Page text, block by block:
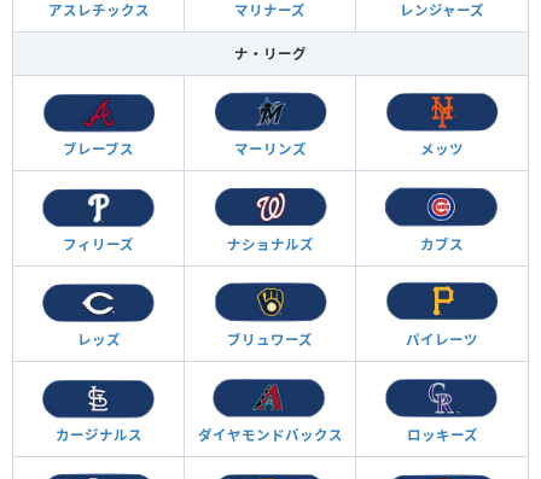
アスレチックス マリナーズ レンジャーズ
ナ・リーグ
ブレーブス マーリンズ メッツ
フィリーズ ナショナルズ カブス
レッズ ブリュワーズ パイレーツ
カージナルス ダイヤモンドバックス ロッキーズ